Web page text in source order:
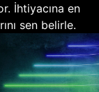
İhtiyacına en
sen belirle.